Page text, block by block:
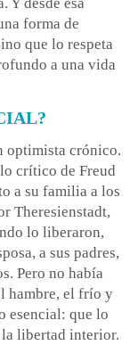
forma de
que lo respeta
a una vida
optimista crónico.
crítico de Freud
a su familia a los
Theresienstadt,
lo liberaron,
a sus padres,
Pero no había
hambre, el frío y
esencial: que lo
libertad interior.